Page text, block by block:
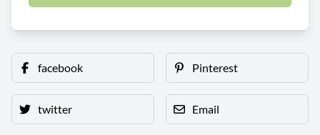
facebook Pinterest
twitter Email